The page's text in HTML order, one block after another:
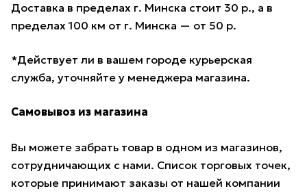
Доставка в пределах г. Минска стоит 30 р., а в
пределах 100 км от г. Минска — от 50 р.
*Действует ли в вашем городе курьерская
служба, уточняйте у менеджера магазина.
Самовывоз из магазина
Вы можете забрать товар в одном из магазинов,
сотрудничающих с нами. Список торговых точек,
которые принимают заказы от нашей компании